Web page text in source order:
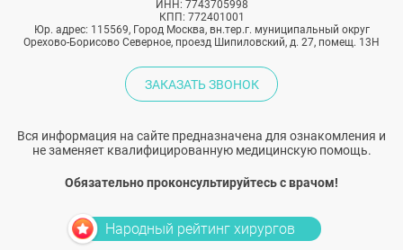
ИНН: 7743705998
КПП: 772401001
Юр. адрес: 115569, Город Москва, вн.тер.г. муниципальный округ
Орехово-Борисово Северное, проезд Шипиловский, д. 27, помещ. 13Н
ЗАКАЗАТЬ ЗВОНОК
Вся информация на сайте предназначена для ознакомления и
не заменяет квалифицированную медицинскую помощь.
Обязательно проконсультируйтесь с врачом!
Народный рейтинг хирургов